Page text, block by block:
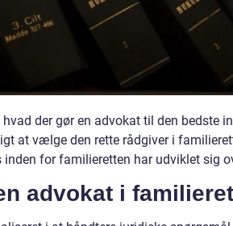
der gør en advokat til den bedste
at vælge den rette rådgiver i
for familieretten har udviklet sig
advokat i